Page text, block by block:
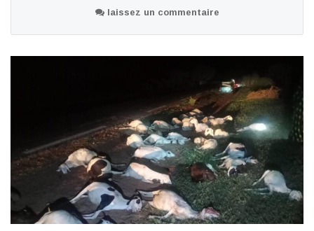
laissez un commentaire